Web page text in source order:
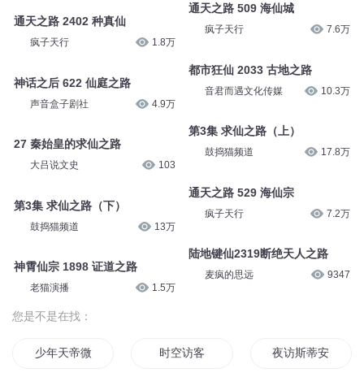
通天之路 2402 种真仙
疯子天行 1.8万
神话之后 622 仙庭之路
声音盒子剧社 4.9万
27 秦始皇的求仙之路
大吕说文史 103
第3集 求仙之路（下）
鼓捣猫频道 13万
神霄仙宗 1898 证道之路
老猫演播 1.5万
通天之路 509 海仙城
疯子天行 7.6万
都市狂仙 2033 古地之路
音君而遇文化传媒 10.3万
第3集 求仙之路（上）
鼓捣猫频道 17.8万
通天之路 529 海仙宗
疯子天行 7.2万
陆地键仙2319断绝天人之路
麦疯的思远 9347
您是不是在找：
少年天帝微服私访 时空访客 夜访斯蒂安